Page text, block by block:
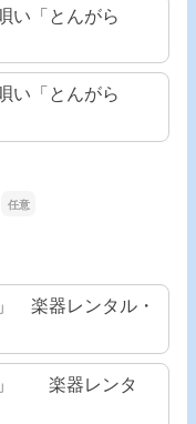
い「とんがら
い「とんがら
楽器レンタル・
」 楽器レンタ